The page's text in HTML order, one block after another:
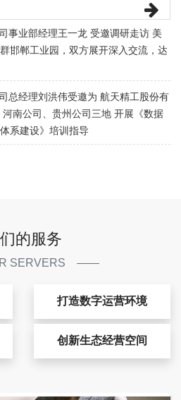
事业部经理王一龙 受邀调研走访 美
邯郸工业园，双方展开深入交流，达
总经理刘洪伟受邀为 航天精工股份有
南公司、贵州公司三地 开展《数据
系建设》培训指导
的服务
SERVERS ——
打造数字运营环境
创新生态经营空间